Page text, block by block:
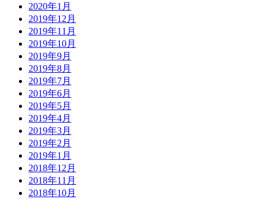
2020年1月
2019年12月
2019年11月
2019年10月
2019年9月
2019年8月
2019年7月
2019年6月
2019年5月
2019年4月
2019年3月
2019年2月
2019年1月
2018年12月
2018年11月
2018年10月